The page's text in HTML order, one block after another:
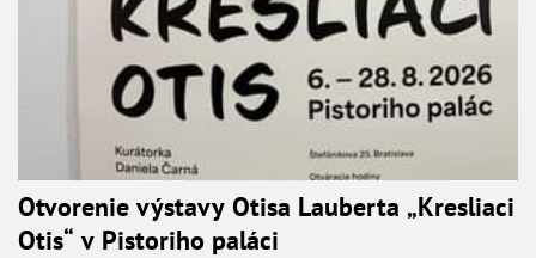
Otvorenie výstavy Otisa Lauberta „Kresliaci
Otis“ v Pistoriho paláci